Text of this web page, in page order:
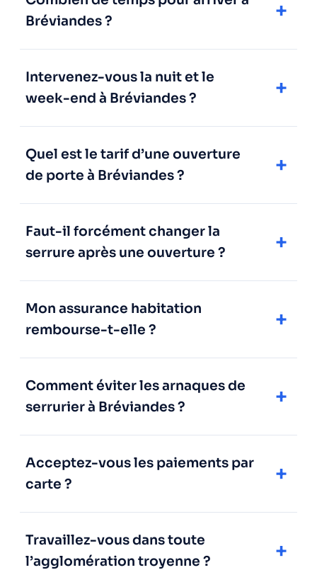
Bréviandes ?
Intervenez-vous la nuit et le
week-end à Bréviandes ?
Quel est le tarif d’une ouverture
de porte à Bréviandes ?
Faut-il forcément changer la
serrure après une ouverture ?
Mon assurance habitation
rembourse-t-elle ?
Comment éviter les arnaques de
serrurier à Bréviandes ?
Acceptez-vous les paiements par
carte ?
Travaillez-vous dans toute
l’agglomération troyenne ?